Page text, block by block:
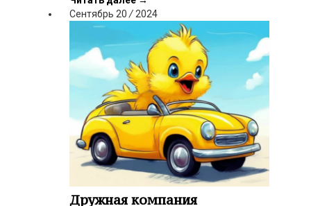
Сентябрь 20/2024
Дружная компания